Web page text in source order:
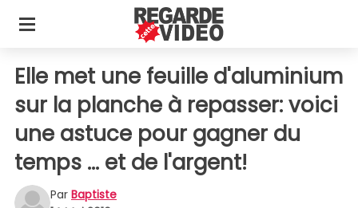
Elle met une feuille d'aluminium
sur la planche à repasser: voici
une astuce pour gagner du
temps ... et de l'argent!
Par Baptiste